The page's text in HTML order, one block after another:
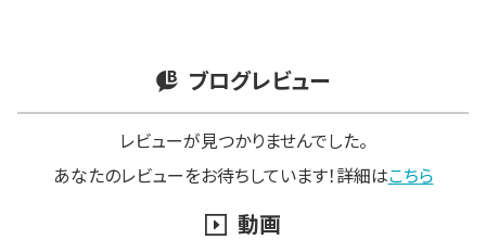
ブログレビュー
レビューが見つかりませんでした。
あなたのレビューをお待ちしています！詳細はこちら
動画